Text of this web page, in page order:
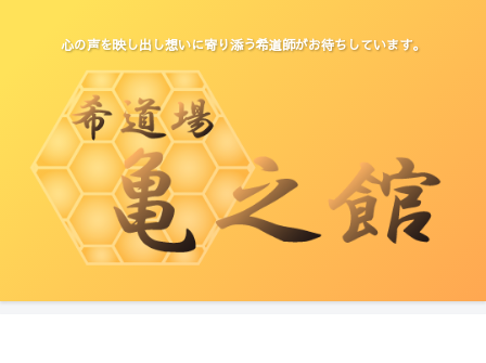
心の声を映し出し想いに寄り添う希道師がお待ちしています。